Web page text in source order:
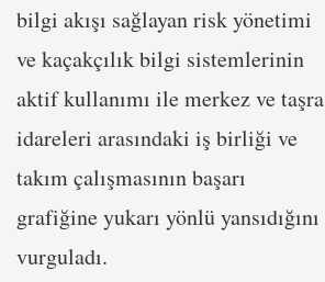
bilgi akışı sağlayan risk yönetimi
ve kaçakçılık bilgi sistemlerinin
aktif kullanımı ile merkez ve taşra
idareleri arasındaki iş birliği ve
takım çalışmasının başarı
grafiğine yukarı yönlü yansıdığını
vurguladı.